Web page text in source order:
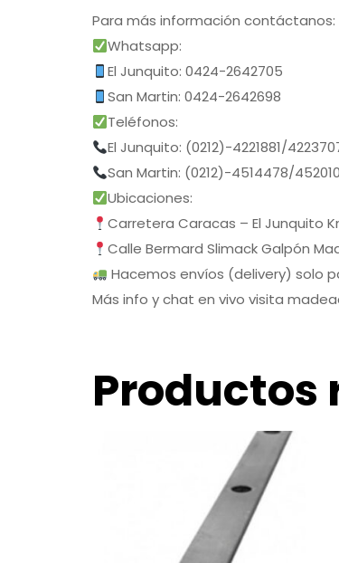
Para más información contáctanos:
Whatsapp:
El Junquito: 0424-2642705
San Martin: 0424-2642698
Teléfonos:
El Junquito: (0212)-4221881/
San Martin: (0212)-4514478/
Ubicaciones:
Carretera Caracas – El Junquito
Calle Bermard Slimack Galpón
Hacemos envíos (delivery) solo
Más info y chat en vivo visita
Productos